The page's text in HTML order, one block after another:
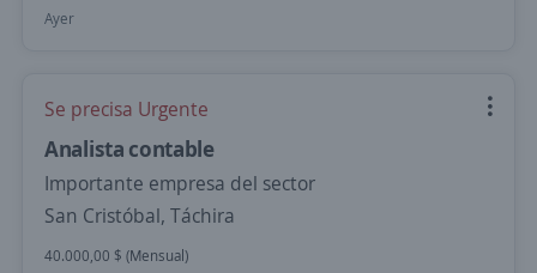
Ayer
Se precisa Urgente
Analista contable
Importante empresa del sector
San Cristóbal, Táchira
40.000,00 $ (Mensual)